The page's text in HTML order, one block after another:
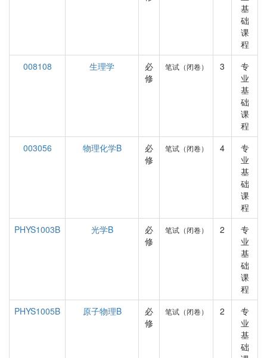
基
础
课
程
008108
生理学
必
修
笔试（闭卷） 3
专
业
基
础
课
程
003056
物理化学B
必
修
笔试（闭卷） 4
专
业
基
础
课
程
PHYS1003B
光学B
必
修
笔试（闭卷） 2
专
业
基
础
课
程
PHYS1005B
原子物理B
必
修
笔试（闭卷） 2
专
业
基
础